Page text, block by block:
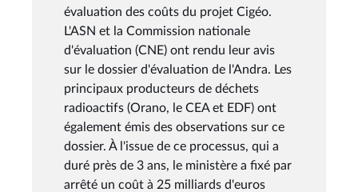
évaluation des coûts du projet Cigéo.
L'ASN et la Commission nationale
d'évaluation (CNE) ont rendu leur avis
sur le dossier d'évaluation de l'Andra. Les
principaux producteurs de déchets
radioactifs (Orano, le CEA et EDF) ont
également émis des observations sur ce
dossier. À l'issue de ce processus, qui a
duré près de 3 ans, le ministère a fixé par
arrêté un coût à 25 milliards d'euros